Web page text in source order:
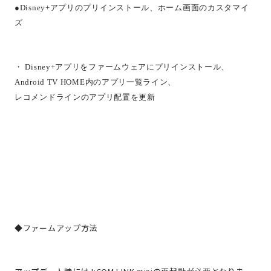
●Disney+アプリのプリインストール、ホーム画面のカスタマイ
ズ
・ Disney+アプリをファームウェアにプリインストール、
Android TV HOME内のアプリ一覧ライン、
レコメンドラインのアプリ配置を更新
◆ファームアップ方法